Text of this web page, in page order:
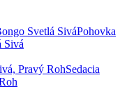
Pohovka
Sivá
Sedacia